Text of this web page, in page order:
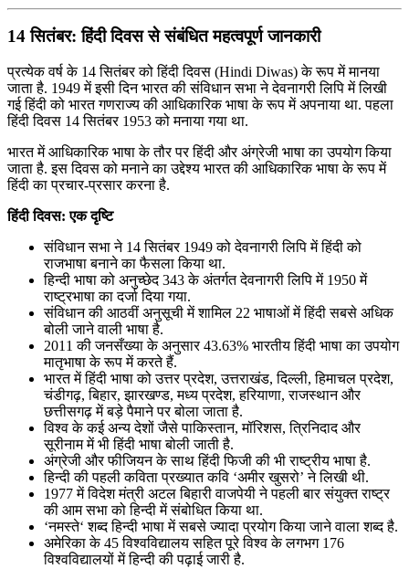
14 सितंबर: हिंदी दिवस से संबंधित महत्वपूर्ण जानकारी
प्रत्येक वर्ष के 14 सितंबर को हिंदी दिवस (Hindi Diwas) के रूप में मानया
जाता है. 1949 में इसी दिन भारत की संविधान सभा ने देवनागरी लिपि में लिखी
गई हिंदी को भारत गणराज्य की आधिकारिक भाषा के रूप में अपनाया था. पहला
हिंदी दिवस 14 सितंबर 1953 को मनाया गया था.
भारत में आधिकारिक भाषा के तौर पर हिंदी और अंग्रेजी भाषा का उपयोग किया
जाता है. इस दिवस को मनाने का उद्देश्य भारत की आधिकारिक भाषा के रूप में
हिंदी का प्रचार-प्रसार करना है.
हिंदी दिवस: एक दृष्टि
संविधान सभा ने 14 सितंबर 1949 को देवनागरी लिपि में हिंदी को
राजभाषा बनाने का फैसला किया था.
हिन्दी भाषा को अनुच्छेद 343 के अंतर्गत देवनागरी लिपि में 1950 में
राष्ट्रभाषा का दर्जा दिया गया.
संविधान की आठवीं अनुसूची में शामिल 22 भाषाओं में हिंदी सबसे अधिक
बोली जाने वाली भाषा है.
2011 की जनसँख्या के अनुसार 43.63% भारतीय हिंदी भाषा का उपयोग
मातृभाषा के रूप में करते हैं.
भारत में हिंदी भाषा को उत्तर प्रदेश, उत्तराखंड, दिल्ली, हिमाचल प्रदेश,
चंडीगढ़, बिहार, झारखण्ड, मध्य प्रदेश, हरियाणा, राजस्थान और
छत्तीसगढ़ में बड़े पैमाने पर बोला जाता है.
विश्व के कई अन्य देशों जैसे पाकिस्तान, मॉरिशस, त्रिनिदाद और
सूरीनाम में भी हिंदी भाषा बोली जाती है.
अंग्रेजी और फीजियन के साथ हिंदी फिजी की भी राष्ट्रीय भाषा है.
हिन्दी की पहली कविता प्रख्यात कवि ‘अमीर खुसरो’ ने लिखी थी.
1977 में विदेश मंत्री अटल बिहारी वाजपेयी ने पहली बार संयुक्त राष्ट्र
की आम सभा को हिन्दी में संबोधित किया था.
‘नमस्ते‘ शब्द हिन्दी भाषा में सबसे ज्यादा प्रयोग किया जाने वाला शब्द है.
अमेरिका के 45 विश्वविद्यालय सहित पूरे विश्व के लगभग 176
विश्वविद्यालयों में हिन्दी की पढ़ाई जारी है.